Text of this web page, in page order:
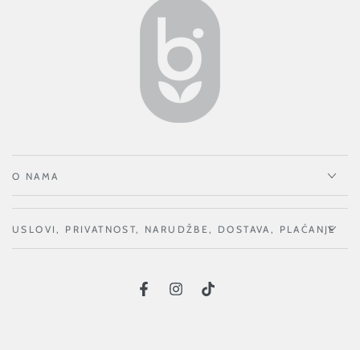
O NAMA
USLOVI, PRIVATNOST, NARUDŽBE, DOSTAVA, PLAĆANJE